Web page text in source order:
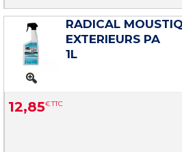
RADICAL
EXTERIEURS PA
1L
12,85€TTC